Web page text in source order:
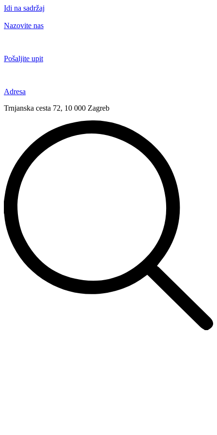
Idi na sadržaj
Nazovite nas
Pošaljite upit
Adresa
Trnjanska cesta 72, 10 000 Zagreb